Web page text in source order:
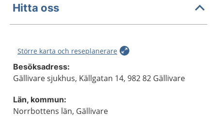
Hitta oss
Större karta och reseplanerare
Besöksadress:
Gällivare sjukhus, Källgatan 14, 982 82 Gällivare
Län, kommun:
Norrbottens län, Gällivare